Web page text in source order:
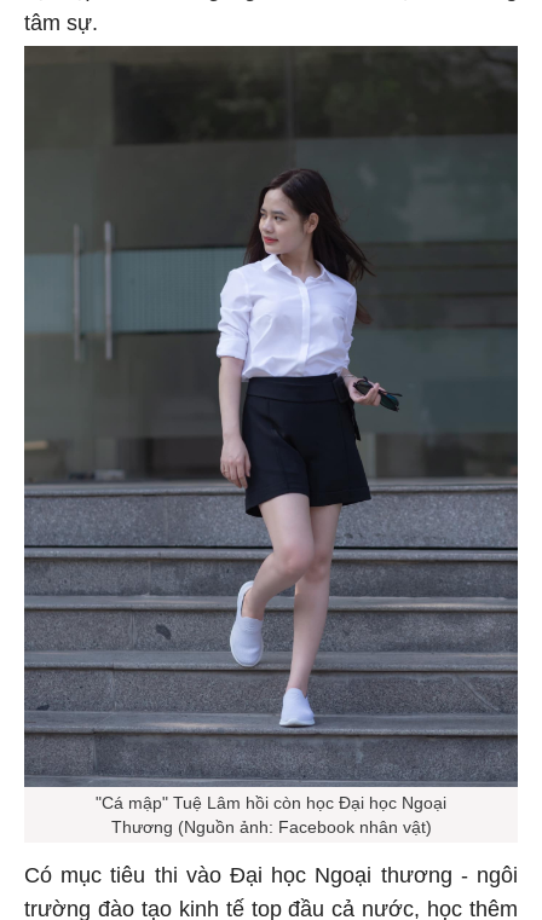
tâm sự.
"Cá mập" Tuệ Lâm hồi còn học Đại học Ngoại
Thương (Nguồn ảnh: Facebook nhân vật)
Có mục tiêu thi vào Đại học Ngoại thương - ngôi
trường đào tạo kinh tế top đầu cả nước, học thêm